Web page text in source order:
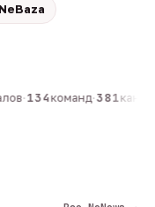
NeBaza
·134команд·381